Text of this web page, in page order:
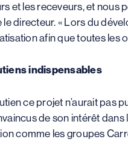
et les receveurs, et nous
directeur. « Lors du
afin que toutes les
indispensables
ce projet n’aurait pas
de son intérêt dans
comme les groupes